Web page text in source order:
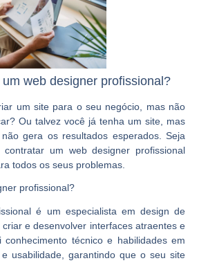
web designer profissional?
um site para o seu negócio, mas não
Ou talvez você já tenha um site, mas
gera os resultados esperados. Seja
um web designer profissional
todos os seus problemas.
profissional?
é um especialista em design de
e desenvolver interfaces atraentes e
conhecimento técnico e habilidades em
usabilidade, garantindo que o seu site